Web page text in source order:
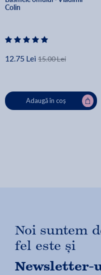
Colin
12.75 Lei 15.00 Lei
Adaugă în coș
Noi suntem
fel este și
Newsletter-